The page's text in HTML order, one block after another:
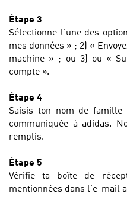
Étape 3
Sélectionne l'une des
mes données » ; 2) «
machine » ; ou 3) ou «
compte ».
Étape 4
Saisis ton nom de
communiquée à adidas.
remplis.
Étape 5
Vérifie ta boîte de
mentionnées dans l'e-mail